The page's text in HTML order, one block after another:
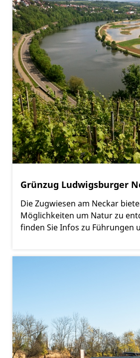
Grünzug Ludwigsburger
Die Zugwiesen am Neckar
Möglichkeiten um Natur zu
finden Sie Infos zu Führungen